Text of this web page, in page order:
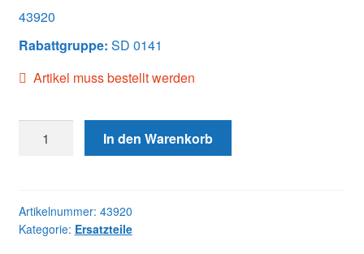
43920
Rabattgruppe: SD 0141
Artikel muss bestellt werden
COVER,
Menge
In den Warenkorb
Artikelnummer: 43920
Kategorie: Ersatzteile